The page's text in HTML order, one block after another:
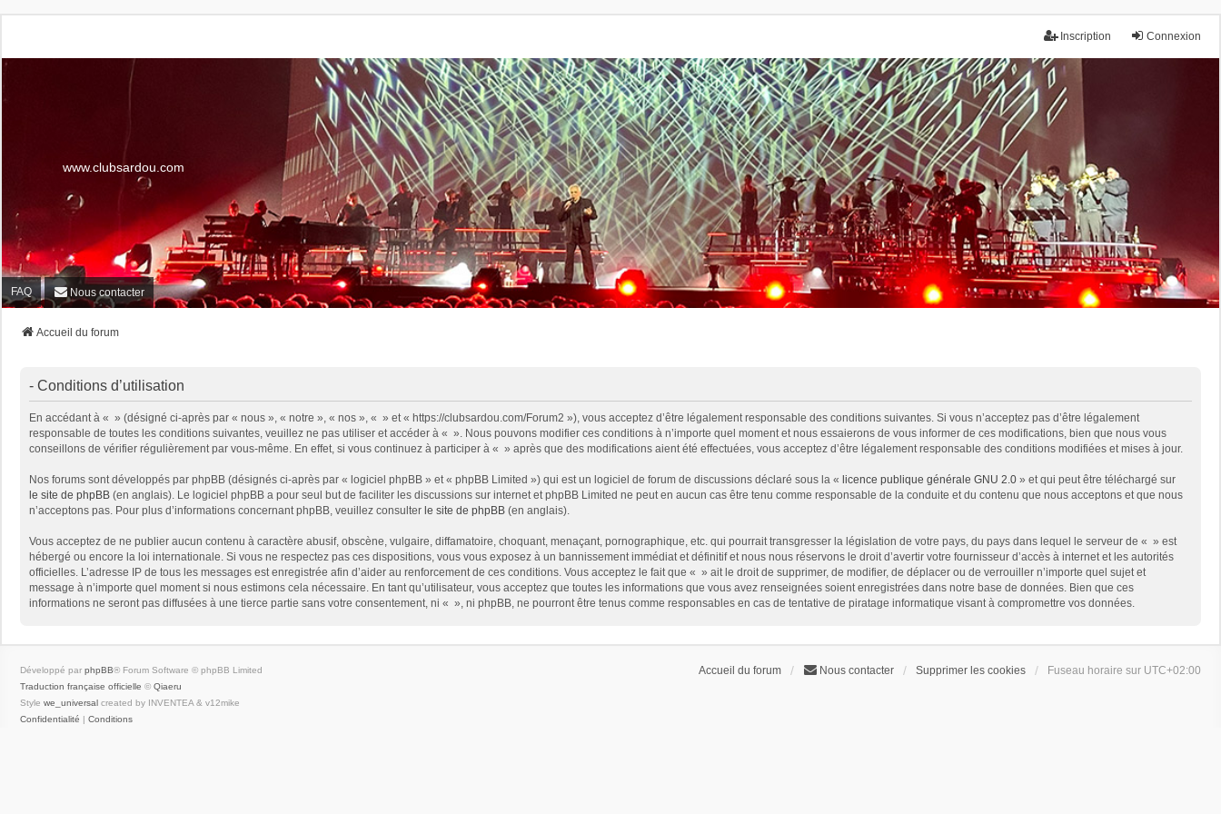
Connexion
Inscription
www.clubsardou.com
FAQ Nous contacter
Accueil du forum
- Conditions d’utilisation
En accédant à « » (désigné ci-après par « nous », « notre », « nos », « » et « https://clubsardou.com/Forum2 »), vous acceptez d’être légalement responsable des conditions suivantes. Si vous n’acceptez pas d’être légalement
responsable de toutes les conditions suivantes, veuillez ne pas utiliser et accéder à « ». Nous pouvons modifier ces conditions à n’importe quel moment et nous essaierons de vous informer de ces modifications, bien que nous vous
conseillons de vérifier régulièrement par vous-même. En effet, si vous continuez à participer à « » après que des modifications aient été effectuées, vous acceptez d’être légalement responsable des conditions modifiées et mises à jour.
Nos forums sont développés par phpBB (désignés ci-après par « logiciel phpBB » et « phpBB Limited ») qui est un logiciel de forum de discussions déclaré sous la « licence publique générale GNU 2.0 » et qui peut être téléchargé sur
le site de phpBB (en anglais). Le logiciel phpBB a pour seul but de faciliter les discussions sur internet et phpBB Limited ne peut en aucun cas être tenu comme responsable de la conduite et du contenu que nous acceptons et que nous
n’acceptons pas. Pour plus d’informations concernant phpBB, veuillez consulter le site de phpBB (en anglais).
Vous acceptez de ne publier aucun contenu à caractère abusif, obscène, vulgaire, diffamatoire, choquant, menaçant, pornographique, etc. qui pourrait transgresser la législation de votre pays, du pays dans lequel le serveur de « » est
hébergé ou encore la loi internationale. Si vous ne respectez pas ces dispositions, vous vous exposez à un bannissement immédiat et définitif et nous nous réservons le droit d’avertir votre fournisseur d’accès à internet et les autorités
officielles. L’adresse IP de tous les messages est enregistrée afin d’aider au renforcement de ces conditions. Vous acceptez le fait que « » ait le droit de supprimer, de modifier, de déplacer ou de verrouiller n’importe quel sujet et
message à n’importe quel moment si nous estimons cela nécessaire. En tant qu’utilisateur, vous acceptez que toutes les informations que vous avez renseignées soient enregistrées dans notre base de données. Bien que ces
informations ne seront pas diffusées à une tierce partie sans votre consentement, ni « », ni phpBB, ne pourront être tenus comme responsables en cas de tentative de piratage informatique visant à compromettre vos données.
Accueil du forum Nous contacter Supprimer les cookies Fuseau horaire sur UTC+02:00
Développé par phpBB® Forum Software © phpBB Limited
Traduction française officielle © Qiaeru
Style we_universal created by INVENTEA & v12mike
Confidentialité | Conditions